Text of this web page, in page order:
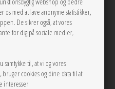
med at lave anonyme statistikker,
De sikrer også, at vores
for dig på sociale medier,
samtykke til, at vi og vores
cookies og dine data til at
interesser.